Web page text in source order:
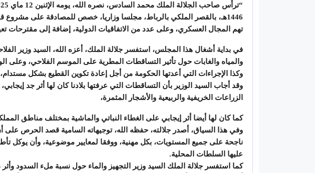
1446هـ، بالقصر الملكي بالرباط، مجلسا وزاريا، خصص للمصادقة على
تهم المجال العسكري، وعلى عدد من الاتفاقيات الدولية، إضافة إلى مقترحات
في بداية أشغال هذا المجلس، استفسر جلالة الملك، أعزه الله، السيد وزير
والمياه والغابات حول تأثير التساقطات المطرية على الموسم الفلاحي، وعلى
وكذا الإجراءات التي أعدتها الحكومة من أجل إعادة تكوين القطيع بشكل
وقد أجاب السيد الوزير بأن التساقطات التي عرفتها بلادنا كان لها أثر جد
الزراعات الخريفية والربيعية والأشجار المثمرة،
كما كان لها أيضا أثر إيجابي على الغطاء النباتي والماشية بمختلف مناطق
وفي هذا السياق، أصدر جلالته، حفظه الله، توجيهاته السامية قصد الحرص على
ناجحة على جميع المستويات، بكل مهنية، ووفقا لمعايير موضوعية، وأن يوكل
عليها السلطات المحلية.
كما استفسر جلالة الملك السيد وزير التجهيز والماء حول نسبة ملء السدود وأثر